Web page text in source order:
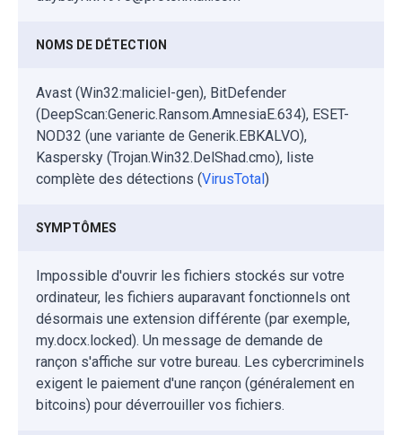
NOMS DE DÉTECTION
Avast (Win32:maliciel-gen), BitDefender
(DeepScan:Generic.Ransom.AmnesiaE.634), ESET-
NOD32 (une variante de Generik.EBKALVO),
Kaspersky (Trojan.Win32.DelShad.cmo), liste
complète des détections (VirusTotal)
SYMPTÔMES
Impossible d'ouvrir les fichiers stockés sur votre
ordinateur, les fichiers auparavant fonctionnels ont
désormais une extension différente (par exemple,
my.docx.locked). Un message de demande de
rançon s'affiche sur votre bureau. Les cybercriminels
exigent le paiement d'une rançon (généralement en
bitcoins) pour déverrouiller vos fichiers.